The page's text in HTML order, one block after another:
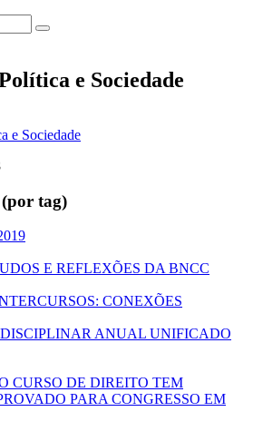
e Sociedade
tag)
E REFLEXÕES DA BNCC
CONEXÕES
ANUAL UNIFICADO
CURSO DE DIREITO TEM
PARA CONGRESSO EM